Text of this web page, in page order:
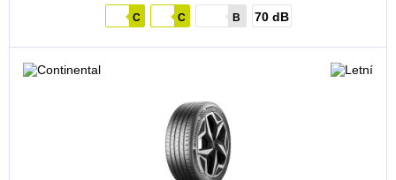
C C B 70 dB